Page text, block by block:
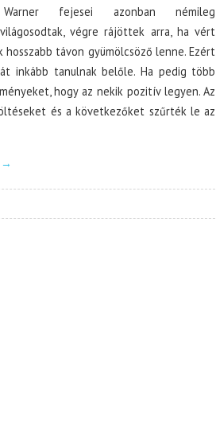
fejesei azonban némileg
végre rájöttek arra, ha vért
távon gyümölcsöző lenne. Ezért
inkább tanulnak belőle. Ha pedig több
hogy az nekik pozitív legyen. Az
és a következőket szűrték le az
→